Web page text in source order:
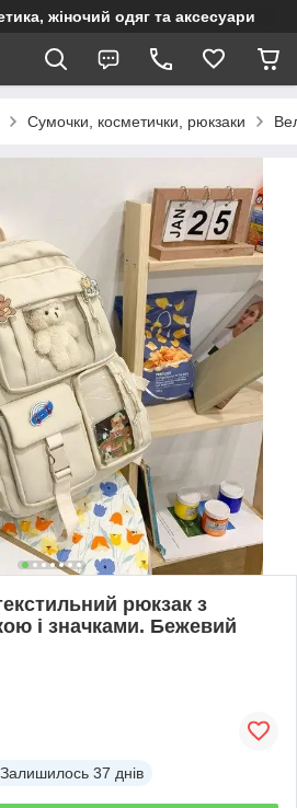
жіночий одяг та аксесуари
Сумочки, косметички, рюкзаки
рюкзак з
і значками. Бежевий
Залишилось 37 днів